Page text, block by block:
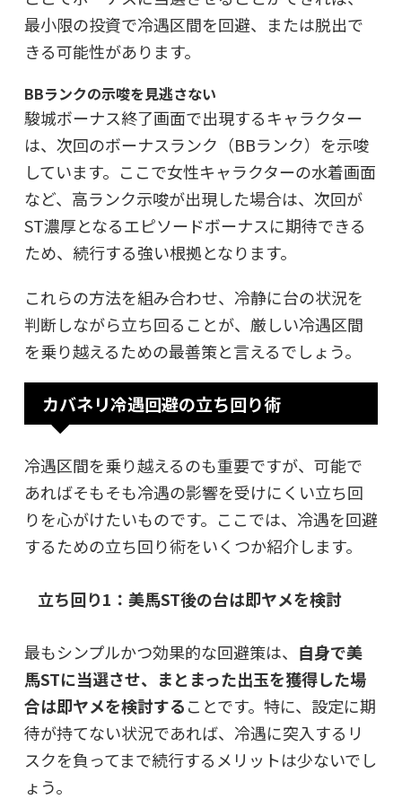
最小限の投資で冷遇区間を回避、または脱出で
きる可能性があります。
BBランクの示唆を見逃さない
駿城ボーナス終了画面で出現するキャラクター
は、次回のボーナスランク（BBランク）を示唆
しています。ここで女性キャラクターの水着画面
など、高ランク示唆が出現した場合は、次回が
ST濃厚となるエピソードボーナスに期待できる
ため、続行する強い根拠となります。
これらの方法を組み合わせ、冷静に台の状況を
判断しながら立ち回ることが、厳しい冷遇区間
を乗り越えるための最善策と言えるでしょう。
カバネリ冷遇回避の立ち回り術
冷遇区間を乗り越えるのも重要ですが、可能で
あればそもそも冷遇の影響を受けにくい立ち回
りを心がけたいものです。ここでは、冷遇を回避
するための立ち回り術をいくつか紹介します。
立ち回り1：美馬ST後の台は即ヤメを検討
最もシンプルかつ効果的な回避策は、 自身で美
馬STに当選させ、まとまった出玉を獲得した場
合は即ヤメを検討することです。特に、設定に期
待が持てない状況であれば、冷遇に突入するリ
スクを負ってまで続行するメリットは少ないでし
ょう。